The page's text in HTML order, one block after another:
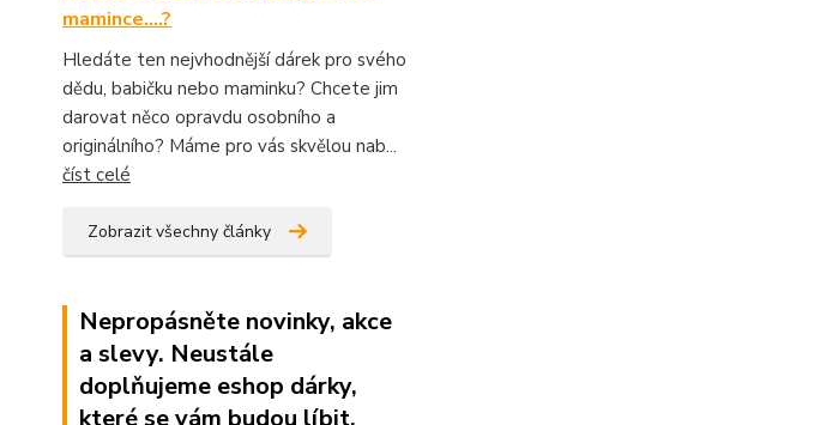
mamince....?
Hledáte ten nejvhodnější dárek pro svého
dědu, babičku nebo maminku? Chcete jim
darovat něco opravdu osobního a
originálního? Máme pro vás skvělou nab...
číst celé
Zobrazit všechny články
Nepropásněte novinky, akce
a slevy. Neustále
doplňujeme eshop dárky,